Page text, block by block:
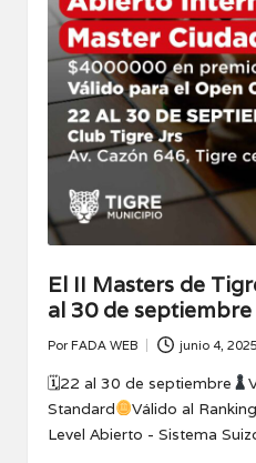
El II Masters de
al 30 de septiembre
Publicado
por
Por FADA WEB junio 4, 2025
🗓22 al 30 de septiembre
Standard
Válido al
Level Abierto - Sistema